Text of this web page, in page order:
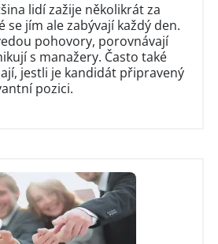
lidí zažije několikrát za
se jím ale zabývají každý den.
pohovory, porovnávají
s manažery. Často také
jestli je kandidát připravený
pozici.